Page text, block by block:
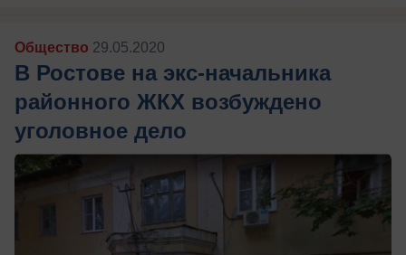
Общество 29.05.2020
В Ростове на экс-начальника
районного ЖКХ возбуждено
уголовное дело